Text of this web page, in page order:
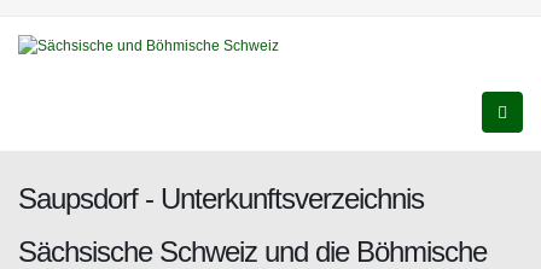
Saupsdorf - Unterkunftsverzeichnis
Sächsische Schweiz und die Böhmische